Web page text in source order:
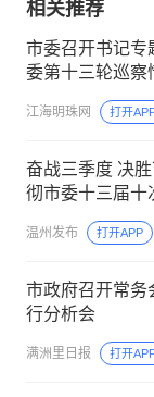
相关推荐
市委召开书记专
委第十三轮巡察
江海明珠网 打开
奋战三季度 决
彻市委十三届十
温州发布 打开APP
市政府召开常务
行分析会
满洲里日报 打开